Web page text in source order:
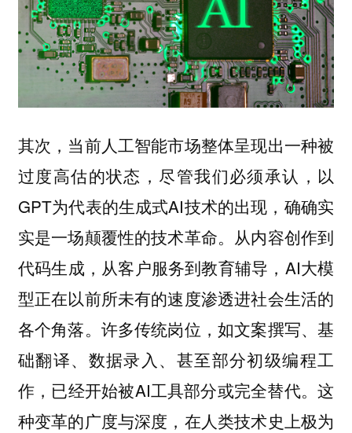
其次，当前人工智能市场整体呈现出一种被
过度高估的状态，尽管我们必须承认，以
GPT为代表的生成式AI技术的出现，确确实
实是一场颠覆性的技术革命。从内容创作到
代码生成，从客户服务到教育辅导，AI大模
型正在以前所未有的速度渗透进社会生活的
各个角落。许多传统岗位，如文案撰写、基
础翻译、数据录入、甚至部分初级编程工
作，已经开始被AI工具部分或完全替代。这
种变革的广度与深度，在人类技术史上极为